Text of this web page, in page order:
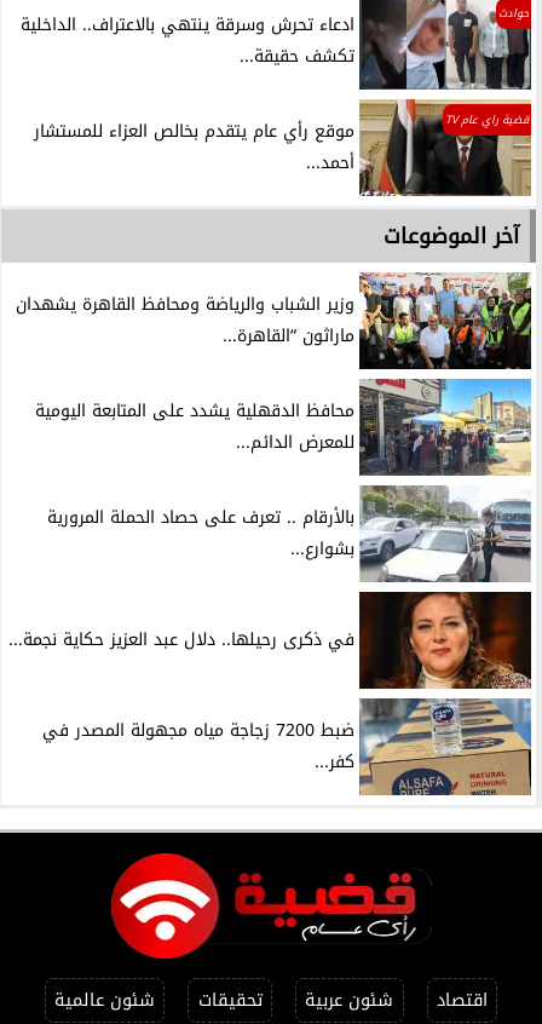
حوادث
ادعاء تحرش وسرقة ينتهي بالاعتراف.. الداخلية
تكشف حقيقة...
قضية راي عام TV
موقع رأي عام يتقدم بخالص العزاء للمستشار
أحمد...
آخر الموضوعات
وزير الشباب والرياضة ومحافظ القاهرة يشهدان
ماراثون “القاهرة...
محافظ الدقهلية يشدد على المتابعة اليومية
للمعرض الدائم...
بالأرقام .. تعرف على حصاد الحملة المرورية
بشوارع...
في ذكرى رحيلها.. دلال عبد العزيز حكاية نجمة...
ضبط 7200 زجاجة مياه مجهولة المصدر في
كفر...
اقتصاد شئون عربية تحقيقات شئون عالمية